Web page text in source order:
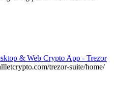
& Web Crypto App - Trezor
trezor-suite/home/